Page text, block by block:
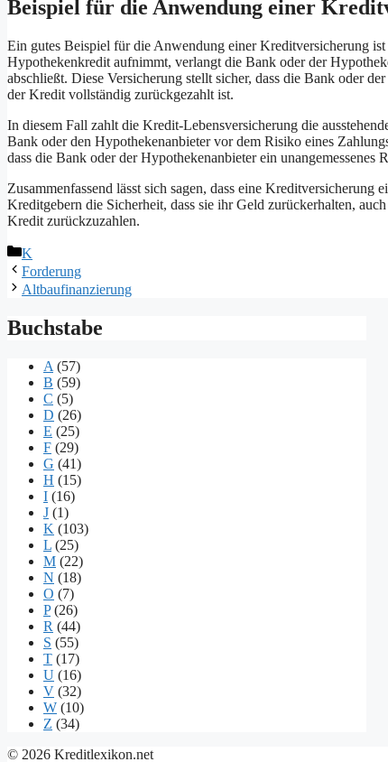
Beispiel für die Anwendung einer
Ein gutes Beispiel für die Anwendung einer Kreditversicherung
Hypothekenkredit aufnimmt, verlangt die Bank oder der
abschließt. Diese Versicherung stellt sicher, dass die Bank oder
der Kredit vollständig zurückgezahlt ist.
In diesem Fall zahlt die Kredit-Lebensversicherung die
Bank oder den Hypothekenanbieter vor dem Risiko eines
dass die Bank oder der Hypothekenanbieter ein unangemessenes
Zusammenfassend lässt sich sagen, dass eine
Kreditgebern die Sicherheit, dass sie ihr Geld zurückerhalten,
Kredit zurückzuzahlen.
Kategorien
K
Forderung
Altbaufinanzierung
Buchstabe
A (57)
B (59)
C (5)
D (26)
E (25)
F (29)
G (41)
H (15)
I (16)
J (1)
K (103)
L (25)
M (22)
N (18)
O (7)
P(26)
R (44)
S (55)
T (17)
U (16)
V (32)
W (10)
Z (34)
© 2026 Kreditlexikon.net